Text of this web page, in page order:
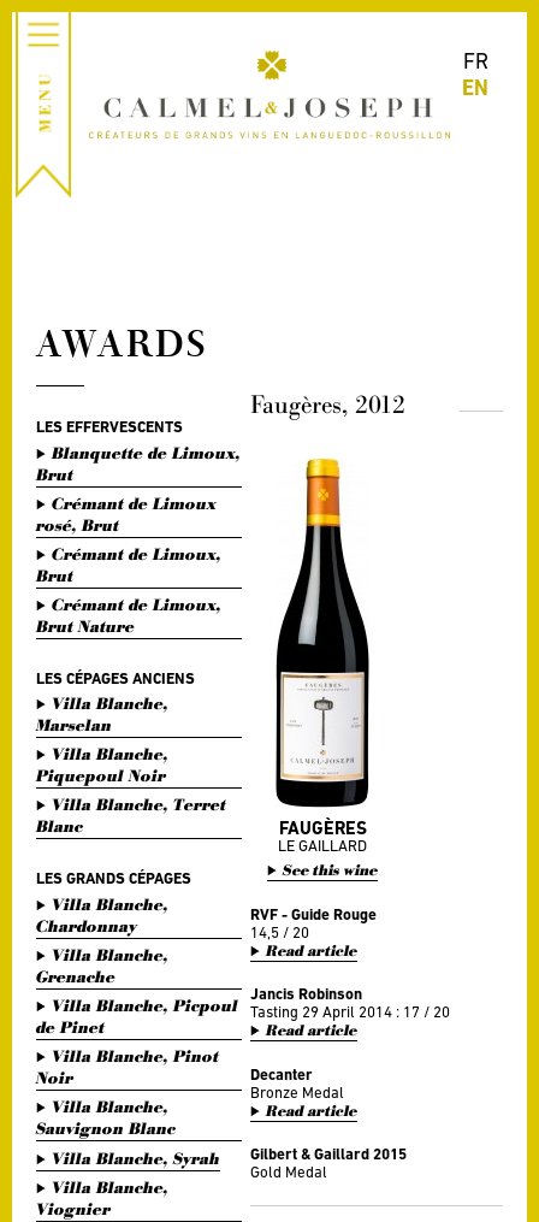
FR
EN
AWARDS
LES EFFERVESCENTS
Blanquette de Limoux,
Brut
Crémant de Limoux
rosé, Brut
Crémant de Limoux,
Brut
Crémant de Limoux,
Brut Nature
LES CÉPAGES ANCIENS
Villa Blanche,
Marselan
Villa Blanche,
Piquepoul Noir
Villa Blanche, Terret
Blanc
LES GRANDS CÉPAGES
Villa Blanche,
Chardonnay
Villa Blanche,
Grenache
Villa Blanche, Picpoul
de Pinet
Villa Blanche, Pinot
Noir
Villa Blanche,
Sauvignon Blanc
Villa Blanche, Syrah
Villa Blanche,
Viognier
Faugères, 2012
FAUGÈRES
LE GAILLARD
See this wine
RVF - Guide Rouge
14,5 / 20
Read article
Jancis Robinson
Tasting 29 April 2014 : 17 / 20
Read article
Decanter
Bronze Medal
Read article
Gilbert & Gaillard 2015
Gold Medal